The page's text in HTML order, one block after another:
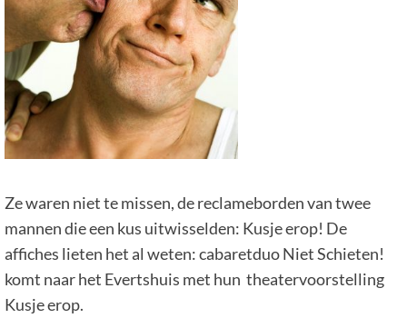
Ze waren niet te missen, de reclameborden van twee
mannen die een kus uitwisselden: Kusje erop! De
affiches lieten het al weten: cabaretduo Niet Schieten!
komt naar het Evertshuis met hun theatervoorstelling
Kusje erop.